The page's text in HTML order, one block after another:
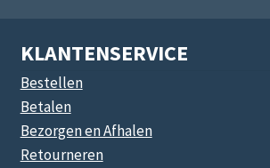
KLANTENSERVICE
Bestellen
Betalen
Bezorgen en Afhalen
Retourneren